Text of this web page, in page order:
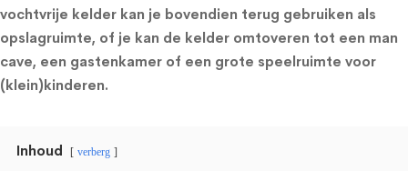
vochtvrije kelder kan je bovendien terug gebruiken als
opslagruimte, of je kan de kelder omtoveren tot een man
cave, een gastenkamer of een grote speelruimte voor
(klein)kinderen.
Inhoud verberg